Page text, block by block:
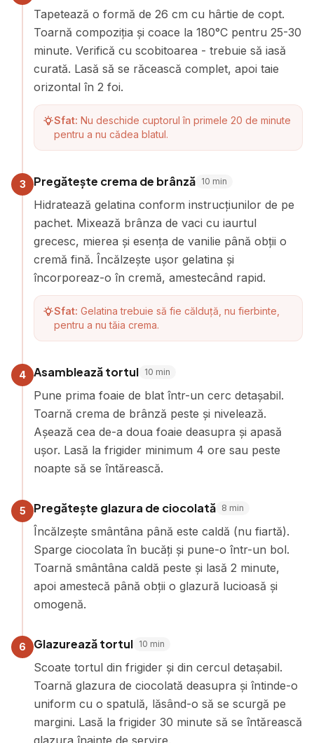
Tapetează o formă de 26 cm cu hârtie de copt.
Toarnă compoziția și coace la 180°C pentru 25-30
minute. Verifică cu scobitoarea - trebuie să iasă
curată. Lasă să se răcească complet, apoi taie
orizontal în 2 foi.
Sfat: Nu deschide cuptorul în primele 20 de minute
pentru a nu cădea blatul.
3 Pregătește crema de brânză 10 min
Hidratează gelatina conform instrucțiunilor de pe
pachet. Mixează brânza de vaci cu iaurtul
grecesc, mierea și esența de vanilie până obții o
cremă fină. Încălzește ușor gelatina și
încorporeaz-o în cremă, amestecând rapid.
Sfat: Gelatina trebuie să fie călduță, nu fierbinte,
pentru a nu tăia crema.
4 Asamblează tortul 10 min
Pune prima foaie de blat într-un cerc detașabil.
Toarnă crema de brânză peste și nivelează.
Așează cea de-a doua foaie deasupra și apasă
ușor. Lasă la frigider minimum 4 ore sau peste
noapte să se întărească.
5 Pregătește glazura de ciocolată 8 min
Încălzește smântâna până este caldă (nu fiartă).
Sparge ciocolata în bucăți și pune-o într-un bol.
Toarnă smântâna caldă peste și lasă 2 minute,
apoi amestecă până obții o glazură lucioasă și
omogenă.
6 Glazurează tortul 10 min
Scoate tortul din frigider și din cercul detașabil.
Toarnă glazura de ciocolată deasupra și întinde-o
uniform cu o spatulă, lăsând-o să se scurgă pe
margini. Lasă la frigider 30 minute să se întărească
glazura înainte de servire.